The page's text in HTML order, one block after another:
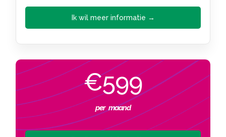
Ik wil meer informatie →
€599
per maand